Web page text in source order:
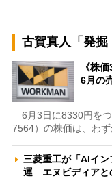
古賀真人「発掘
《株
6月の
6月3日に8330円をつ
7564）の株価は、わ
三菱重工が「AIイ
運 エヌビディアと